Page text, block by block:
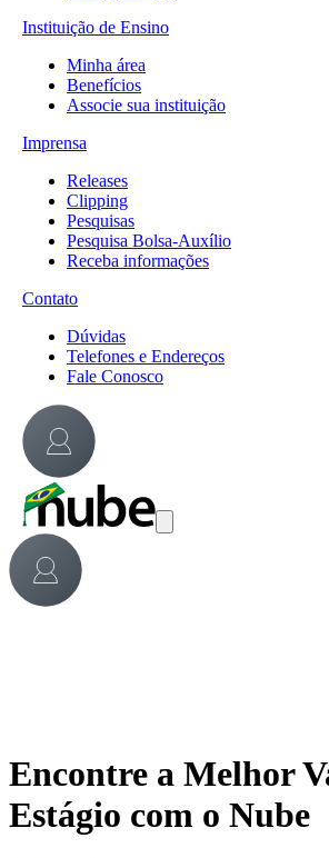
Instituição de Ensino
Minha área
Benefícios
Associe sua instituição
Imprensa
Releases
Clipping
Pesquisas
Pesquisa Bolsa-Auxílio
Receba informações
Contato
Dúvidas
Telefones e Endereços
Fale Conosco
Encontre a Melhor
Estágio com o Nube